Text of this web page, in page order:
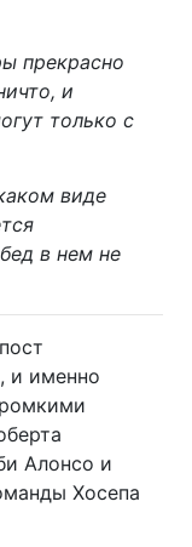
прекрасно
и
только с
виде
в нем не
и именно
Алонсо и
Хосепа